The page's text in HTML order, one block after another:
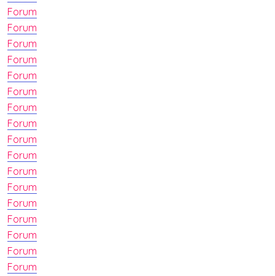
Forum
Forum
Forum
Forum
Forum
Forum
Forum
Forum
Forum
Forum
Forum
Forum
Forum
Forum
Forum
Forum
Forum